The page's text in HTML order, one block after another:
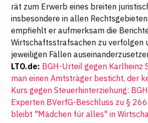
rät zum Erwerb eines breiten
insbesondere in allen
empfiehlt er aufmerksam die
Wirtschaftsstrafsachen zu verfolgen
jeweiligen Fällen
LTO.de: BGH-Urteil gegen Karlheinz
man einen Amtsträger besticht, der
Kurs gegen Steuerhinterziehung:
Experten BVerfG-Beschluss zu §
bleibt "Mädchen für alles" in